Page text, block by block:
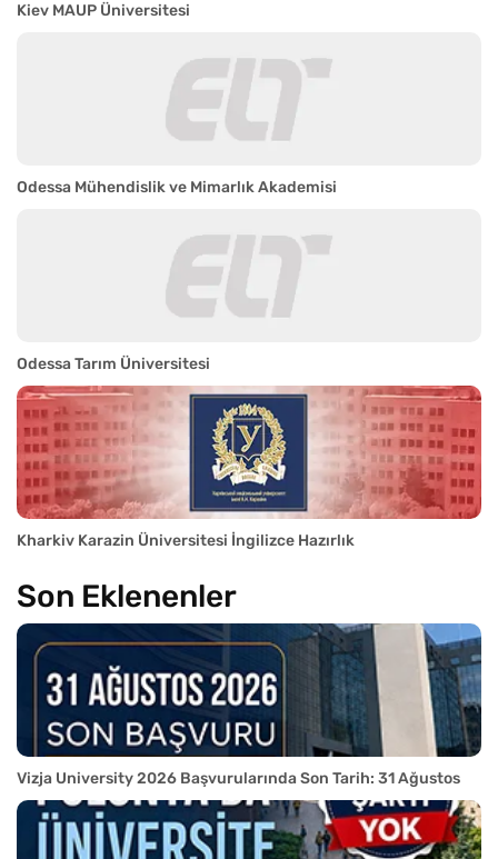
Kiev MAUP Üniversitesi
Odessa Mühendislik ve Mimarlık Akademisi
Odessa Tarım Üniversitesi
Kharkiv Karazin Üniversitesi İngilizce Hazırlık
Son Eklenenler
Vizja University 2026 Başvurularında Son Tarih: 31 Ağustos